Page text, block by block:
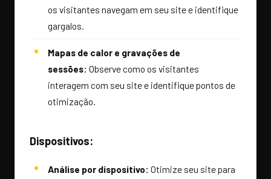
os visitantes navegam em seu site e identifique
gargalos.
Mapas de calor e gravações de
sessões: Observe como os visitantes
interagem com seu site e identifique pontos de
otimização.
Dispositivos:
Análise por dispositivo: Otimize seu site para